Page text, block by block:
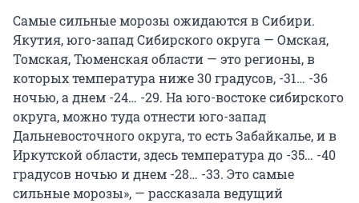
Самые сильные морозы ожидаются в Сибири.
Якутия, юго-запад Сибирского округа — Омская,
Томская, Тюменская области — это регионы, в
которых температура ниже 30 градусов, -31… -36
ночью, а днем -24… -29. На юго-востоке сибирского
округа, можно туда отнести юго-запад
Дальневосточного округа, то есть Забайкалье, и в
Иркутской области, здесь температура до -35… -40
градусов ночью и днем -28… -33. Это самые
сильные морозы», — рассказала ведущий